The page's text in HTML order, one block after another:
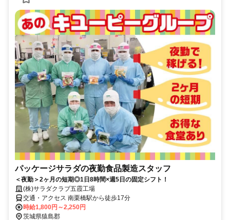
パッケージサラダの夜勤食品製造スタッフ
＜夜勤＞2ヶ月の短期◎1日8時間×週5日の固定シフト！
(株)サラダクラブ五霞工場
交通・アクセス 南栗橋駅から徒歩17分
時給1,800円～2,250円
茨城県猿島郡